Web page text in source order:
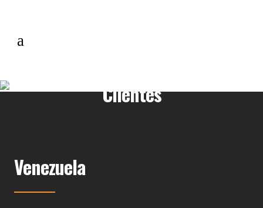
Clientes
Venezuela